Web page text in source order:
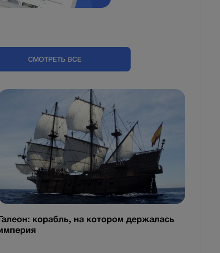
СМОТРЕТЬ ВСЕ
Галеон: корабль, на котором держалась